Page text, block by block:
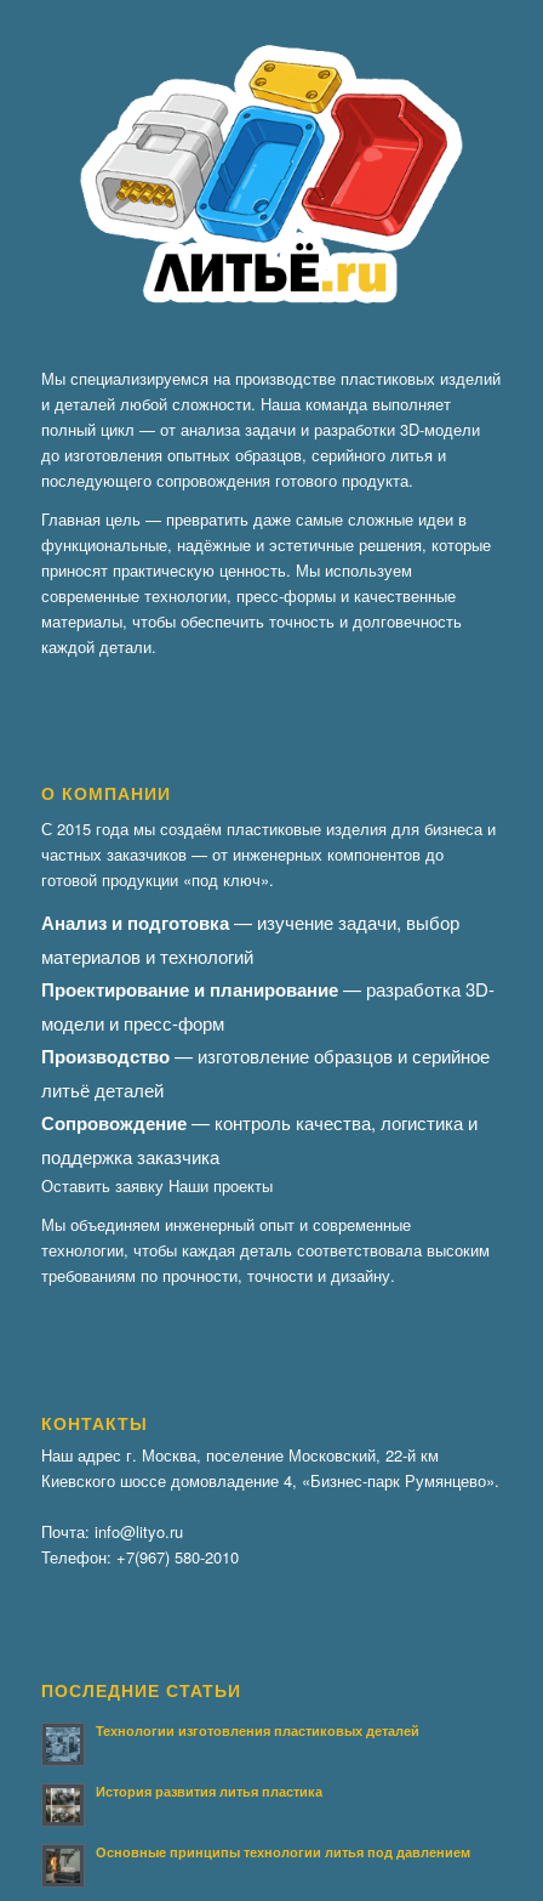
Мы специализируемся на производстве пластиковых изделий
и деталей любой сложности. Наша команда выполняет
полный цикл — от анализа задачи и разработки 3D-модели
до изготовления опытных образцов, серийного литья и
последующего сопровождения готового продукта.
Главная цель — превратить даже самые сложные идеи в
функциональные, надёжные и эстетичные решения, которые
приносят практическую ценность. Мы используем
современные технологии, пресс-формы и качественные
материалы, чтобы обеспечить точность и долговечность
каждой детали.
О КОМПАНИИ
С 2015 года мы создаём пластиковые изделия для бизнеса и
частных заказчиков — от инженерных компонентов до
готовой продукции «под ключ».
Анализ и подготовка— изучение задачи, выбор
материалов и технологий
Проектирование и планирование— разработка 3D-
модели и пресс-форм
Производство— изготовление образцов и серийное
литьё деталей
Сопровождение— контроль качества, логистика и
поддержка заказчика
Оставить заявку Наши проекты
Мы объединяем инженерный опыт и современные
технологии, чтобы каждая деталь соответствовала высоким
требованиям по прочности, точности и дизайну.
КОНТАКТЫ
Наш адрес г. Москва, поселение Московский, 22-й км
Киевского шоссе домовладение 4, «Бизнес-парк Румянцево».
Почта: info@lityo.ru
Телефон: +7(967) 580-2010
ПОСЛЕДНИЕ СТАТЬИ
Технологии изготовления пластиковых деталей
История развития литья пластика
Основные принципы технологии литья под давлением